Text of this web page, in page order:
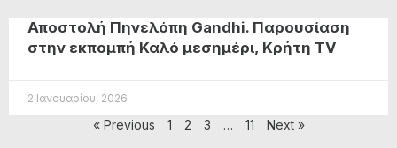
Αποστολή Πηνελόπη Gandhi. Παρουσίαση
στην εκπομπή Καλό μεσημέρι, Κρήτη TV
2 Ιανουαρίου, 2026
« Previous 1 2 3 … 11 Next »